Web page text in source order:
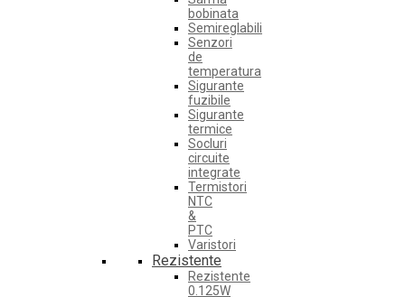
bobinata
Semireglabili
Senzori
de
temperatura
Sigurante
fuzibile
Sigurante
termice
Socluri
circuite
integrate
Termistori
NTC
&
PTC
Varistori
Rezistente
Rezistente
0.125W